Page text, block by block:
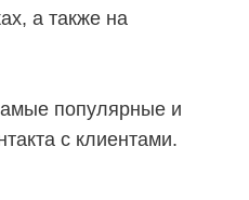
а также на
популярные и
с клиентами.